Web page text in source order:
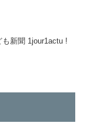
新聞 1jour1actu !